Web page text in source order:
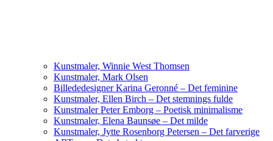
Kunstmaler, Winnie West Thomsen
Kunstmaler, Mark Olsen
Billededesigner Karina Geronné – Det feminine
Kunstmaler, Ellen Birch – Det stemnings fulde
Kunstmaler Peter Emborg – Poetisk minimalisme
Kunstmaler, Elena Baunsøe – Det milde
Kunstmaler, Jytte Rosenborg Petersen – Det farverige